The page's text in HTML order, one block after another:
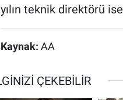
yılın teknik direktörü
Kaynak: AA